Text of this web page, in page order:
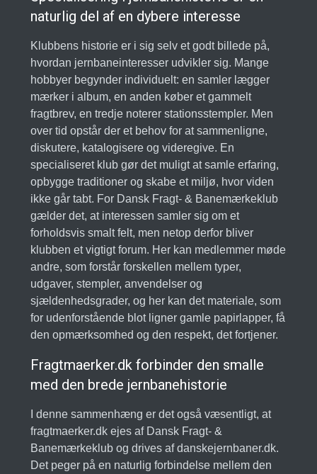
naturlig del af en dybere interesse
Klubbens historie er i sig selv et godt billede på,
hvordan jernbaneinteresser udvikler sig. Mange
hobbyer begynder individuelt: en samler lægger
mærker i album, en anden køber et gammelt
fragtbrev, en tredje noterer stationsstempler. Men
over tid opstår der et behov for at sammenligne,
diskutere, katalogisere og videregive. En
specialiseret klub gør det muligt at samle erfaring,
opbygge traditioner og skabe et miljø, hvor viden
ikke går tabt. For Dansk Fragt- & Banemærkeklub
gælder det, at interessen samler sig om et
forholdsvis smalt felt, men netop derfor bliver
klubben et vigtigt forum. Her kan medlemmer møde
andre, som forstår forskellen mellem typer,
udgaver, stempler, anvendelser og
sjældenhedsgrader, og her kan det materiale, som
for udenforstående blot ligner gamle papirlapper, få
den opmærksomhed og den respekt, det fortjener.
Fragtmaerker.dk forbinder den smalle
med den brede jernbanehistorie
I denne sammenhæng er det også væsentligt, at
fragtmaerker.dk ejes af Dansk Fragt- &
Banemærkeklub og drives af danskejernbaner.dk.
Det peger på en naturlig forbindelse mellem den